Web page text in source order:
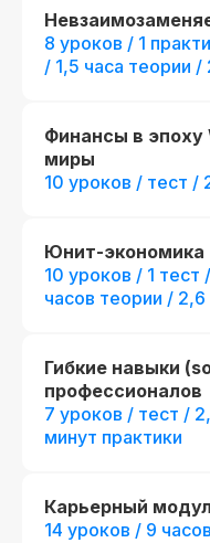
8 уроков / 1
/ 1,5 часа теории /
Финансы в
миры
10 уроков / тест /
Юнит-экономика
10 уроков / 1 тест
часов теории / 2,6
Гибкие навыки
профессионалов
7 уроков / тест /
минут практики
Карьерный
14 уроков / 9
Беспроцентная рассрочка на 18
r111106.003/мес
Официальный диплом
образца)
Возможность получить
Подробнее
Новая профессия
к сентябрю